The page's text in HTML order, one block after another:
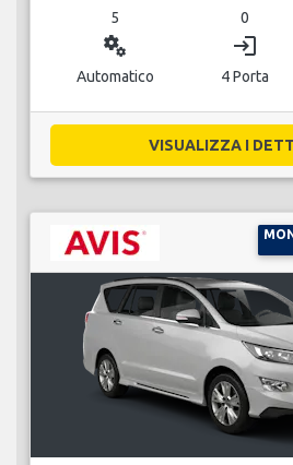
5 0
miscellaneous_services
Automatico
login
4 Porta
VISUALIZZA I